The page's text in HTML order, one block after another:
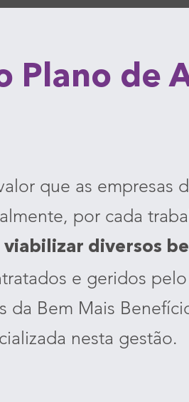
Plano de
que as empresas
por cada
viabilizar diversos
e geridos
da Bem Mais
nesta gestão.